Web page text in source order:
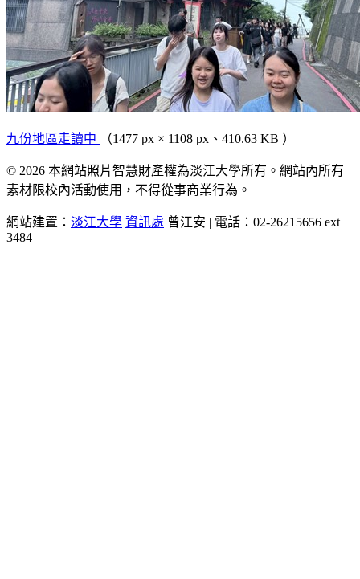
九份地區走讀中 （1477 px × 1108 px、410.63 KB ）
© 2026 本網站照片智慧財產權為淡江大學所有。網站內所有
素材限校內活動使用，不得從事商業行為。
網站建置： 淡江大學 資訊處 曾江安 | 電話：02-26215656 ext
3484